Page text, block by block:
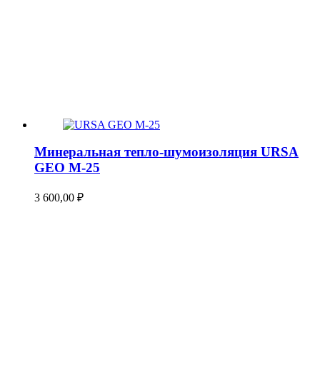
Минеральная тепло-шумоизоляция URSA
GEO М-25
3 600,00 ₽